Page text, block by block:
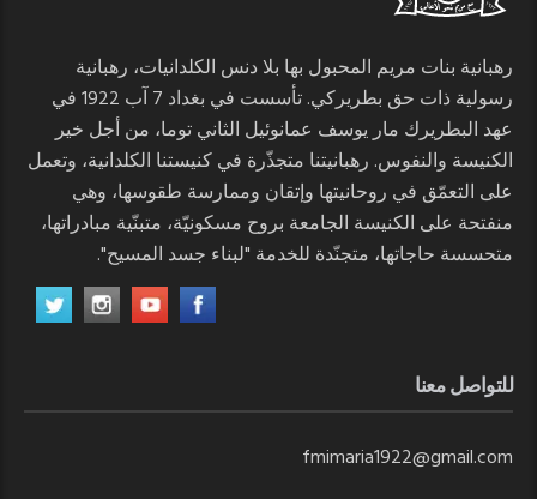
رهبانية بنات مريم المحبول بها بلا دنس الكلدانيات، رهبانية
رسولية ذات حق بطريركي. تأسست في بغداد 7 آب 1922 في
عهد البطريرك مار يوسف عمانوئيل الثاني توما، من أجل خير
الكنيسة والنفوس. رهبانيتنا متجذّرة في كنيستنا الكلدانية، وتعمل
على التعمّق في روحانيتها وإتقان وممارسة طقوسها، وهي
منفتحة على الكنيسة الجامعة بروح مسكونيّة، متبنّية مبادراتها،
متحسسة حاجاتها، متجنّدة للخدمة "لبناء جسد المسيح".
للتواصل معنا
fmimaria1922@gmail.com